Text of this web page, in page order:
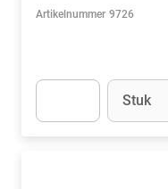
Artikelnummer 9726
Eenheid
Stuk